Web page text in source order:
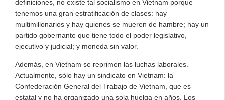
definiciones, no existe tal socialismo en Vietnam porque
tenemos una gran estratificación de clases: hay
multimillonarios y hay quienes se mueren de hambre; hay un
partido gobernante que tiene todo el poder legislativo,
ejecutivo y judicial; y moneda sin valor.
Además, en Vietnam se reprimen las luchas laborales.
Actualmente, sólo hay un sindicato en Vietnam: la
Confederación General del Trabajo de Vietnam, que es
estatal y no ha organizado una sola huelga en años. Los